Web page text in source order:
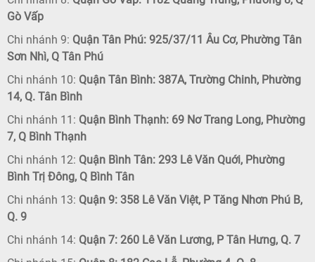
Gò Vấp
Chi nhánh 9: Quận Tân Phú: 925/37/11 Âu Cơ, Phường Tân
Sơn Nhì, Q Tân Phú
Chi nhánh 10: Quận Tân Bình: 387A, Trường Chinh, Phường
14, Q. Tân Bình
Chi nhánh 11: Quận Bình Thạnh: 69 Nơ Trang Long, Phường
7, Q Bình Thạnh
Chi nhánh 12: Quận Bình Tân: 293 Lê Văn Quới, Phường
Bình Trị Đông, Q Bình Tân
Chi nhánh 13: Quận 9: 358 Lê Văn Việt, P Tăng Nhơn Phú B,
Q. 9
Chi nhánh 14: Quận 7: 260 Lê Văn Lương, P Tân Hưng, Q. 7